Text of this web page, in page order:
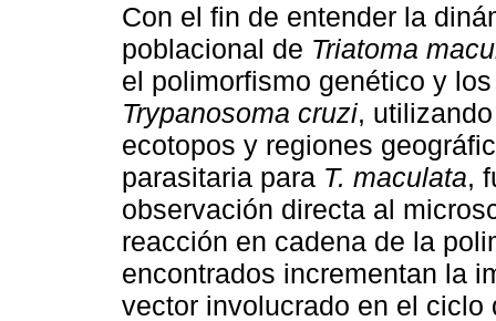
Con el fin de entender la
poblacional de Triatoma
el polimorfismo genético y
Trypanosoma cruzi,
ecotopos y regiones
parasitaria para T. maculata,
observación directa al
reacción en cadena de la
encontrados incrementan la
vector involucrado en el